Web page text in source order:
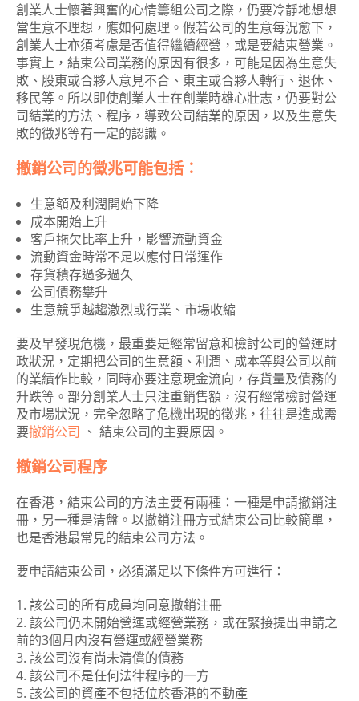
創業人士懷著興奮的心情籌組公司之際，仍要冷靜地想想
當生意不理想，應如何處理。假若公司的生意每況愈下，
創業人士亦須考慮是否值得繼續經營，或是要結束營業。
事實上，結束公司業務的原因有很多，可能是因為生意失
敗、股東或合夥人意見不合、東主或合夥人轉行、退休、
移民等。所以即使創業人士在創業時雄心壯志，仍要對公
司結業的方法、程序，導致公司結業的原因，以及生意失
敗的徵兆等有一定的認識。
撤銷公司的徵兆可能包括：
生意額及利潤開始下降
成本開始上升
客戶拖欠比率上升，影響流動資金
流動資金時常不足以應付日常運作
存貨積存過多過久
公司債務攀升
生意競爭越趨激烈或行業、市場收縮
要及早發現危機，最重要是經常留意和檢討公司的營運財
政狀況，定期把公司的生意額、利潤、成本等與公司以前
的業績作比較，同時亦要注意現金流向，存貨量及債務的
升跌等。部分創業人士只注重銷售額，沒有經常檢討營運
及市場狀況，完全忽略了危機出現的徵兆，往往是造成需
要撤銷公司 、 結束公司的主要原因。
撤銷公司程序
在香港，結束公司的方法主要有兩種：一種是申請撤銷注
冊，另一種是清盤。以撤銷注冊方式結束公司比較簡單，
也是香港最常見的結束公司方法。
要申請結束公司，必須滿足以下條件方可進行：
1. 該公司的所有成員均同意撤銷注冊
2. 該公司仍未開始營運或經營業務，或在緊接提出申請之
前的3個月内沒有營運或經營業務
3. 該公司沒有尚未清償的債務
4. 該公司不是任何法律程序的一方
5. 該公司的資產不包括位於香港的不動產